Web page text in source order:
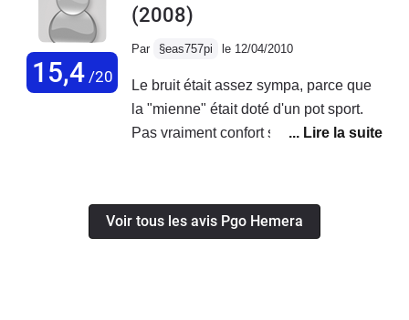
15,4/20
(2008)
Par §eas757pi le 12/04/2010
Le bruit était assez sympa, parce que
la "mienne" était doté d'un pot sport.
Pas vraiment confort sur les
un air sympa. C'est aussi une voiture
qui fait que des que vous êtes arrêté
Voir tous les avis Pgo Hemera